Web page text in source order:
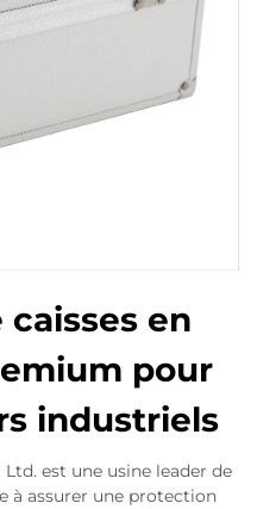
en
pour
industriels
est une usine leader de
à assurer une protection